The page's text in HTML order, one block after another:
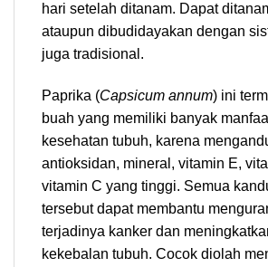
hari setelah ditanam. Dapat
ataupun dibudidayakan dengan
juga tradisional.
Paprika (Capsicum annum) ini
buah yang memiliki banyak
kesehatan tubuh, karena
antioksidan, mineral, vitamin E,
vitamin C yang tinggi. Semua
tersebut dapat membantu
terjadinya kanker dan
kekebalan tubuh. Cocok diolah